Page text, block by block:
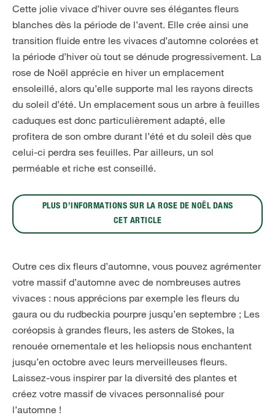
Cette jolie vivace d’hiver ouvre ses élégantes fleurs
blanches dès la période de l’avent. Elle crée ainsi une
transition fluide entre les vivaces d’automne colorées et
la période d’hiver où tout se dénude progressivement. La
rose de Noël apprécie en hiver un emplacement
ensoleillé, alors qu’elle supporte mal les rayons directs
du soleil d’été. Un emplacement sous un arbre à feuilles
caduques est donc particulièrement adapté, elle
profitera de son ombre durant l’été et du soleil dès que
celui-ci perdra ses feuilles. Par ailleurs, un sol
perméable et riche est conseillé.
PLUS D’INFORMATIONS SUR LA ROSE DE NOËL DANS
CET ARTICLE
Outre ces dix fleurs d’automne, vous pouvez agrémenter
votre massif d’automne avec de nombreuses autres
vivaces : nous apprécions par exemple les fleurs du
gaura ou du rudbeckia pourpre jusqu’en septembre ; Les
coréopsis à grandes fleurs, les asters de Stokes, la
renouée ornementale et les heliopsis nous enchantent
jusqu’en octobre avec leurs merveilleuses fleurs.
Laissez-vous inspirer par la diversité des plantes et
créez votre massif de vivaces personnalisé pour
l’automne !